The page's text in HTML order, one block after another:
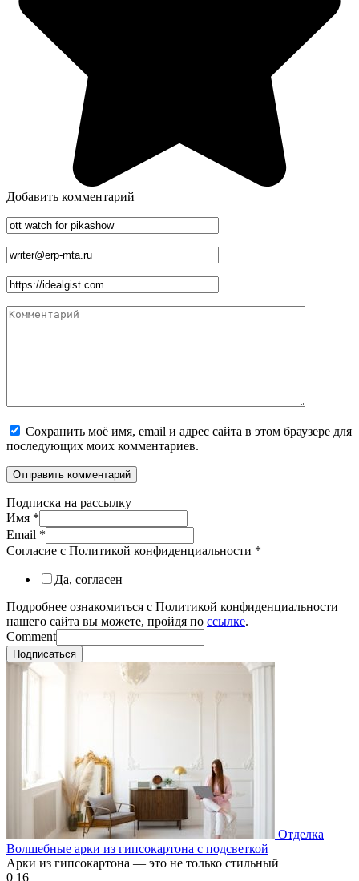
Добавить комментарий
Имя
*
Email
*
Сайт
Комментарий
Сохранить моё имя, email и адрес сайта в этом браузере для
последующих моих комментариев.
Подписка на рассылку
Имя *
Email *
Согласие с Политикой конфиденциальности *
Да, согласен
Подробнее ознакомиться с Политикой конфиденциальности
нашего сайта вы можете, пройдя по ссылке.
Comment
Подписаться
Отделка
Волшебные арки из гипсокартона с подсветкой
Арки из гипсокартона — это не только стильный
0 16